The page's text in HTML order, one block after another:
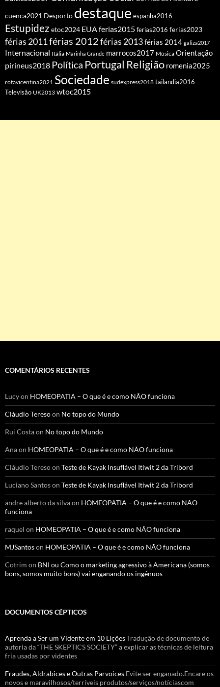
cuenca2021 Desporto destaque espanha2016
Estupidez etoc2024 EUAferias2015ferias2016 ferias2023
férias 2011férias 2012férias 2013férias 2014 galiza2017
Internacional Itália Marinha Grande marrocos2017 Música Orientação
pirineus2018 Política Portugal Religião romenia2025
rotavicentina2021 Sociedade sudexpress2018 tailandia2016
Televisão UK2013 wtoc2015
COMENTÁRIOS RECENTES
Lucyon HOMEOPATIA – O que é e como NÃO funciona
Cláudio Teresoon No topo do Mundo
Rui Costaon No topo do Mundo
Anaon HOMEOPATIA – O que é e como NÃO funciona
Cláudio Teresoon Teste de Kayak Insuflável Itiwit 2 da Tribord
Luciano Santoson Teste de Kayak Insuflável Itiwit 2 da Tribord
andre alberto da silvaon HOMEOPATIA – O que é e como NÃO
funciona
raquel on HOMEOPATIA – O que é e como NÃO funciona
MJSantoson HOMEOPATIA – O que é e como NÃO funciona
Cotrim on BNI ou Como o marketing agressivo à Americana (somos
bons, somos muito bons) vai enganando os ingénuos
DOCUMENTOS CÉPTICOS
Aprenda a Ser um Vidente em 10 LiçõesTradução de documento de
autoria da “THE SKEPTICS SOCIETY” a explicar as técnicas de leitura
fria usadas por videntes
Fraudes, Aldrabices e Outras Parvoices Evite ser enganado.Encare os
novos e maravilhosos/terríveis produtos/serviços/notíciascom